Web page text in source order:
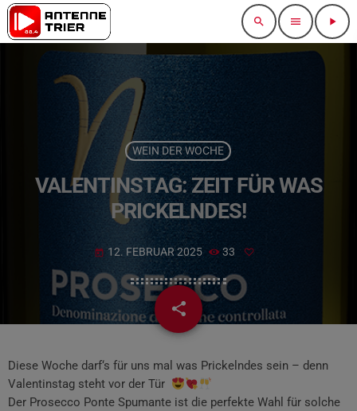
search menu play_arrow
WEIN DER WOCHE
VALENTINSTAG: ZEIT FÜR WAS
PRICKELNDES!
today 12. FEBRUAR 2025 33
share
email
Diese Woche darf‘s für uns mal was Prickelndes sein – denn
Valentinstag steht vor der Tür
Der Prosecco Ponte Spumante ist die perfekte Wahl für solche